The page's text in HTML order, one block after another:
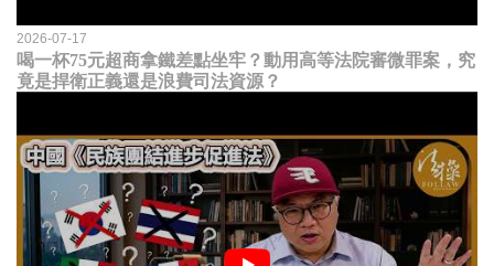
2026-07-17
喝一杯75元超商拿鐵差點坐牢？動用高等法院審微罪案，究
竟是捍衛正義還是浪費司法資源？